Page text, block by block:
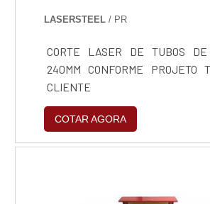
LASERSTEEL / PR
CORTE LASER DE TUBOS
240MM CONFORME PROJETO
CLIENTE
COTAR AGORA